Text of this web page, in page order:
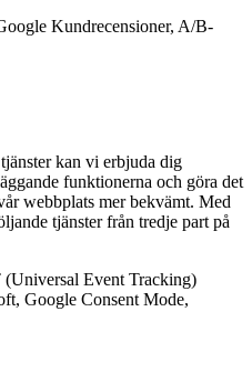
Kundrecensioner, A/B-
kan vi erbjuda dig
funktionerna och göra det
webbplats mer bekvämt. Med
tjänster från tredje part på
Event Tracking)
Google Consent Mode,